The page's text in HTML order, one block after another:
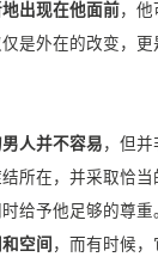
出现在他面前，他
是外在的改变，
人并不容易 ，但
所在，并采取恰当
给予他足够的尊重
空间 ，而有时候